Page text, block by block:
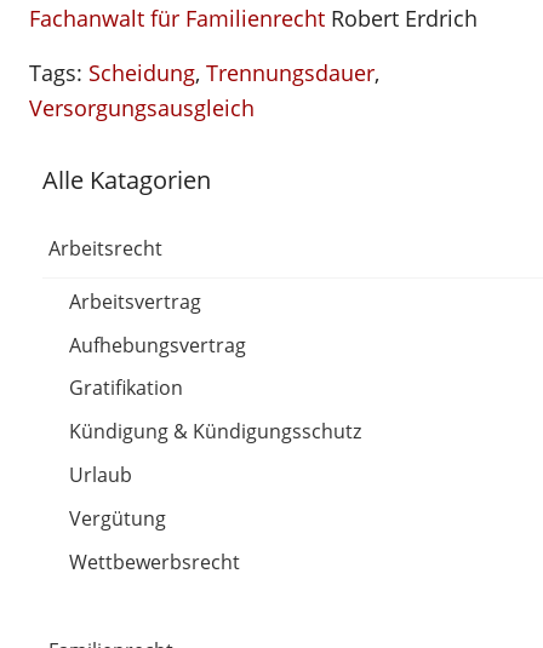
Fachanwalt für Familienrecht Robert Erdrich
Tags: Scheidung,Trennungsdauer,
Versorgungsausgleich
Alle Katagorien
Arbeitsrecht
Arbeitsvertrag
Aufhebungsvertrag
Gratifikation
Kündigung & Kündigungsschutz
Urlaub
Vergütung
Wettbewerbsrecht